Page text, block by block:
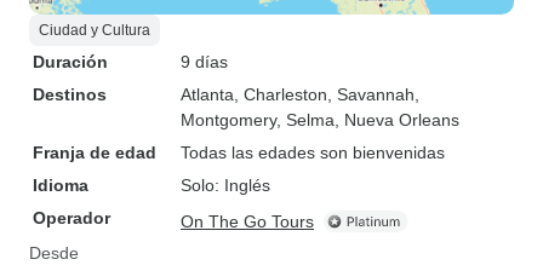
Ciudad y Cultura
Duración
9 días
Destinos
Atlanta , Charleston , Savannah
Montgomery, Selma , Nueva Orleans
Franja de edad
Todas las edades son bienvenidas
Idioma
Solo: Inglés
Operador
On The Go Tours
Desde